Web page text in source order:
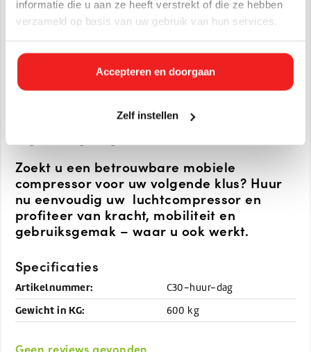
informatie die u aan ze heeft verstrekt of die ze hebben
verzameld op basis van uw gebruik van hun services.
Accepteren en doorgaan
Zelf instellen
Gecombineerde perslucht- of generatorwerking
Alle vermelde prijzen zijn exclusief toeslag schade & risico
regeling en eventuele kosten voor onderhoud, reparatie,
slijtage, schoonmaken, brandstof en transport. Alle prijzen
zijn gebaseerd op 8 draaiuren per dag of 40 draaiuren per
week. Indien u niet over een debiteurnummer beschikt,
Zoekt u een betrouwbare mobiele
compressor voor uw volgende klus? Huur
nu eenvoudig uw luchtcompressor en
profiteer van kracht, mobiliteit en
gebruiksgemak – waar u ook werkt.
Specificaties
Artikelnummer: C30-huur-dag
Gewicht in KG: 600 kg
Geen reviews gevonden